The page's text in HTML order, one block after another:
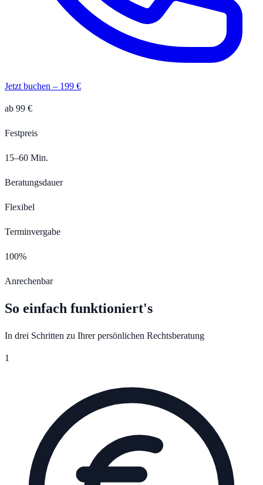
Jetzt buchen – 199 €
ab 99 €
Festpreis
15–60 Min.
Beratungsdauer
Flexibel
Terminvergabe
100%
Anrechenbar
So einfach funktioniert's
In drei Schritten zu Ihrer persönlichen Rechtsberatung
1